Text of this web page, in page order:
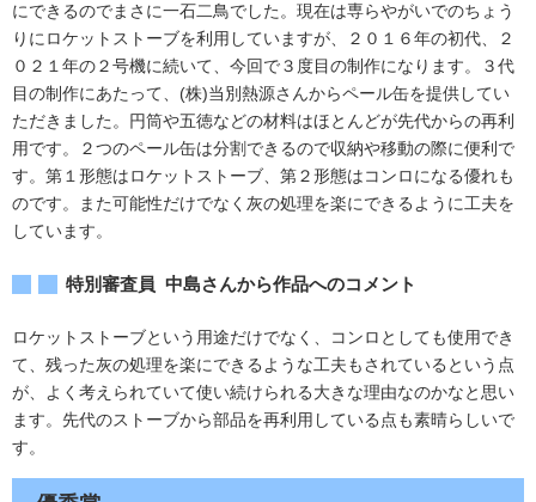
にできるのでまさに一石二鳥でした。現在は専らやがいでのちょう
りにロケットストーブを利用していますが、２０１６年の初代、２
０２１年の２号機に続いて、今回で３度目の制作になります。３代
目の制作にあたって、(株)当別熱源さんからペール缶を提供してい
ただきました。円筒や五徳などの材料はほとんどが先代からの再利
用です。２つのペール缶は分割できるので収納や移動の際に便利で
す。第１形態はロケットストーブ、第２形態はコンロになる優れも
のです。また可能性だけでなく灰の処理を楽にできるように工夫を
しています。
特別審査員 中島さんから作品へのコメント
ロケットストーブという用途だけでなく、コンロとしても使用でき
て、残った灰の処理を楽にできるような工夫もされているという点
が、よく考えられていて使い続けられる大きな理由なのかなと思い
ます。先代のストーブから部品を再利用している点も素晴らしいで
す。